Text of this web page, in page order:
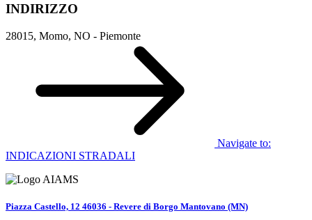
INDIRIZZO
28015, Momo, NO - Piemonte
Navigate to:
INDICAZIONI STRADALI
Piazza Castello, 12 46036 - Revere di Borgo Mantovano (MN)